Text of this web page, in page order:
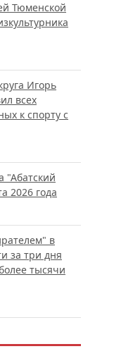
Тюменской
Игорь
всех
к спорту с
"Абатский
2026 года
в
за три дня
тысячи